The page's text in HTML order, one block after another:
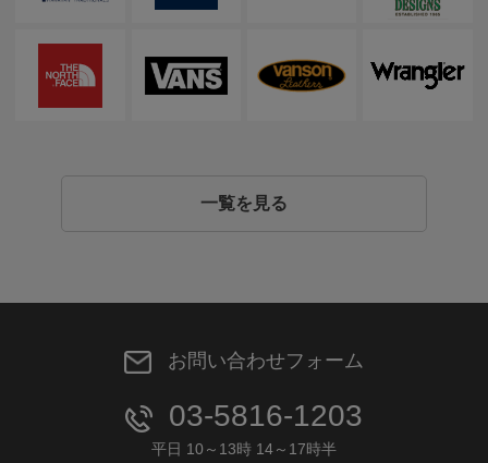
一覧を見る
お問い合わせフォーム
03-5816-1203
平日 10～13時 14～17時半